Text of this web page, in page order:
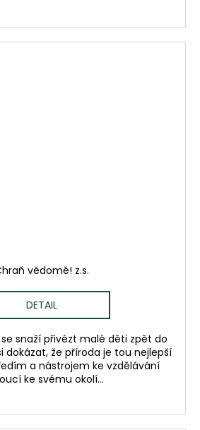
vědomě! z.s.
DETAIL
snaží přivézt malé děti zpět do
dokázat, že příroda je tou nejlepší
a nástrojem ke vzdělávání
ke svému okolí...